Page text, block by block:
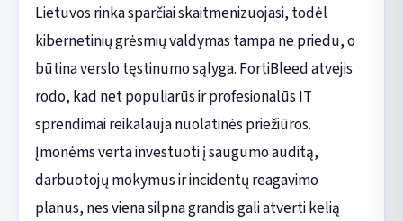
Lietuvos rinka sparčiai skaitmenizuojasi, todėl
kibernetinių grėsmių valdymas tampa ne priedu, o
būtina verslo tęstinumo sąlyga. FortiBleed atvejis
rodo, kad net populiarūs ir profesionalūs IT
sprendimai reikalauja nuolatinės priežiūros.
Įmonėms verta investuoti į saugumo auditą,
darbuotojų mokymus ir incidentų reagavimo
planus, nes viena silpna grandis gali atverti kelią